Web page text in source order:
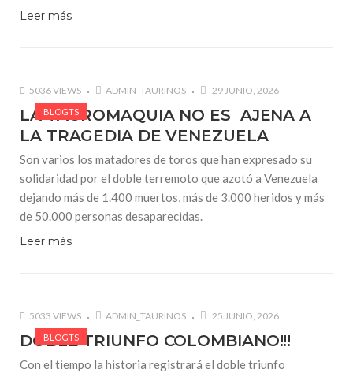
Leer más
BLOGTS
5036 VIEWS ADMIN_TAURINOS 29 JUNIO, 2026
LA TAUROMAQUIA NO ES AJENA A
LA TRAGEDIA DE VENEZUELA
Son varios los matadores de toros que han expresado su
solidaridad por el doble terremoto que azotó a Venezuela
dejando más de 1.400 muertos, más de 3.000 heridos y más
de 50.000 personas desaparecidas.
Leer más
BLOGTS
5033 VIEWS ADMIN_TAURINOS 25 JUNIO, 2026
DOBLE TRIUNFO COLOMBIANO!!!
Con el tiempo la historia registrará el doble triunfo